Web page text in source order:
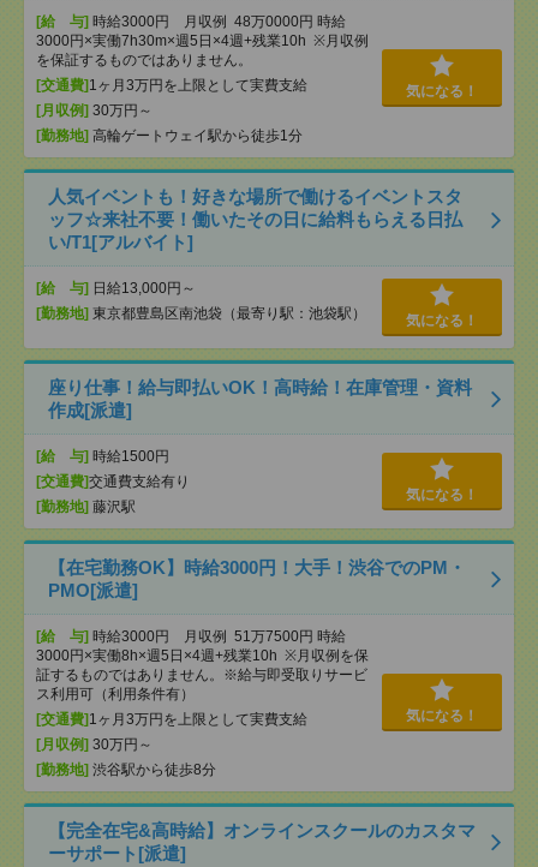
[給 与] 時給3000円 月収例 48万0000円 時給
3000円×実働7h30m×週5日×4週+残業10h ※月収例
を保証するものではありません。
[交通費] 1ヶ月3万円を上限として実費支給
[月収例] 30万円～
[勤務地] 高輪ゲートウェイ駅から徒歩1分
気になる！
人気イベントも！好きな場所で働けるイベントスタ
ッフ☆来社不要！働いたその日に給料もらえる日払
い/T1[アルバイト]
[給 与] 日給13,000円～
[勤務地] 東京都豊島区南池袋（最寄り駅：池袋駅） 気になる！
座り仕事！給与即払いOK！高時給！在庫管理・資料
作成[派遣]
[給 与] 時給1500円
[交通費]交通費支給有り
[勤務地] 藤沢駅
気になる！
【在宅勤務OK】時給3000円！大手！渋谷でのPM・
PMO[派遣]
[給 与] 時給3000円 月収例 51万7500円 時給
3000円×実働8h×週5日×4週+残業10h ※月収例を保
証するものではありません。※給与即受取りサービ
ス利用可（利用条件有）
[交通費] 1ヶ月3万円を上限として実費支給
[月収例] 30万円～
[勤務地] 渋谷駅から徒歩8分
気になる！
【完全在宅&高時給】オンラインスクールのカスタマ
ーサポート[派遣]